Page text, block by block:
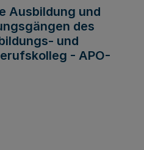
Ausbildung und
des
und
- APO-